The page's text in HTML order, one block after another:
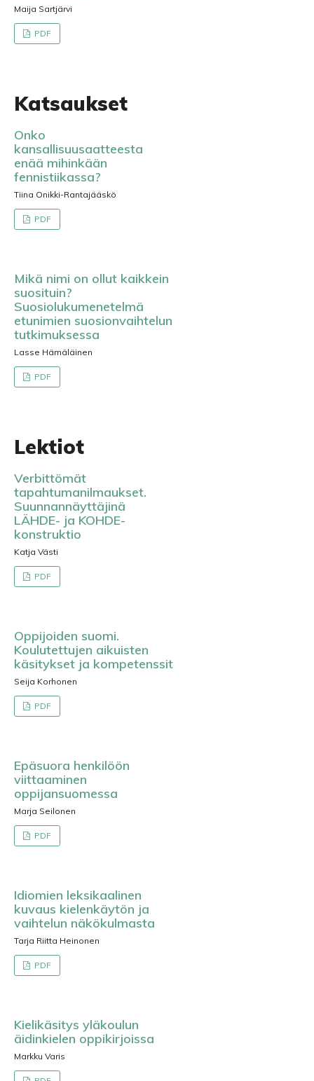
Maija Sartjärvi
PDF
Katsaukset
Onko
kansallisuusaatteesta
enää mihinkään
fennistiikassa?
Tiina Onikki-Rantajääskö
PDF
Mikä nimi on ollut kaikkein
suosituin?
Suosiolukumenetelmä
etunimien suosionvaihtelun
tutkimuksessa
Lasse Hämäläinen
PDF
Lektiot
Verbittömät
tapahtumanilmaukset.
Suunnannäyttäjinä
LÄHDE- ja KOHDE-
konstruktio
Katja Västi
PDF
Oppijoiden suomi.
Koulutettujen aikuisten
käsitykset ja kompetenssit
Seija Korhonen
PDF
Epäsuora henkilöön
viittaaminen
oppijansuomessa
Marja Seilonen
PDF
Idiomien leksikaalinen
kuvaus kielenkäytön ja
vaihtelun näkökulmasta
Tarja Riitta Heinonen
PDF
Kielikäsitys yläkoulun
äidinkielen oppikirjoissa
Markku Varis